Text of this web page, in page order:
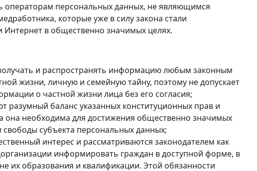
операторам персональных данных, не являющимся
которыеуже в силу закона стали
Интернет в общественно значимых целях.
и распространять информацию любым законным
жизни, личную и семейную тайну, поэтому не допускает
о частной жизни лица без его согласия;
разумный баланс указанных конституционных прав и
она необходима для достижения общественно значимых
субъекта персональных данных;
интерес и рассматриваются законодателем как
информировать граждан в доступной форме, в
их образования и квалификации. Этой обязанности